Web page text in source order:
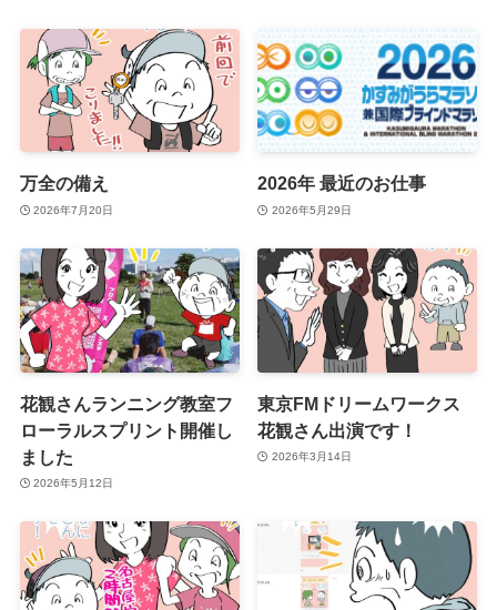
万全の備え
2026年7月20日
2026年 最近のお仕事
2026年5月29日
花観さんランニング教室フ
ローラルスプリント開催し
ました
2026年5月12日
東京FMドリームワークス
花観さん出演です！
2026年3月14日